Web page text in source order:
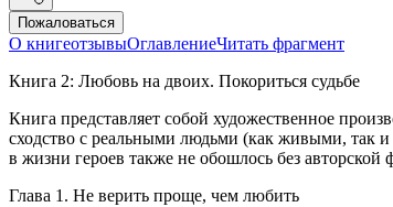
Пожаловаться
О книгеотзывыОглавлениеЧитать фрагмент
Книга 2: Любовь на двоих. Покориться судьбе
Книга представляет собой художественное
сходство с реальными людьми (как живыми, так и
в жизни героев также не обошлось без авторской
Глава 1. Не верить проще, чем любить